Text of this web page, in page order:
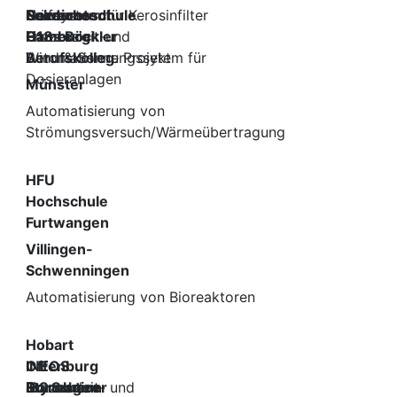
Prüfsystem für Kerosinfilter
Solutions
Norderstedt
Prozessleit-und
Automatisierungssytem für
Dosieranlagen
Gewerbeschule
G18
Hamburg
Wind & Sonne Projekt
Hans Böckler
Berufskolleg
Münster
Automatisierung von
Strömungsversuch/Wärmeübertragung
HFU
Hochschule
Furtwangen
Villingen-
Schwenningen
Automatisierung von Bioreaktoren
Hobart
Offenburg
Prozessleit- und
INEOS
Styrolution
Dormagen
IBS Scherer